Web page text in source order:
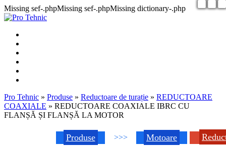
Missing sef-.phpMissing sef-.phpMissing dictionary-.php
Pro Tehnic » Produse » Reductoare de turație » REDUCTOARE
COAXIALE » REDUCTOARE COAXIALE IBRC CU
FLANȘĂ ȘI FLANȘĂ LA MOTOR
Produse >>> Motoare